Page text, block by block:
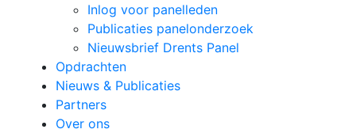
Inlog voor panelleden
Publicaties panelonderzoek
Nieuwsbrief Drents Panel
Opdrachten
Nieuws & Publicaties
Partners
Over ons